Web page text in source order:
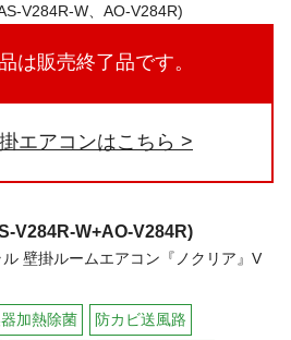
は販売終了品です。
エアコンはこちら
V284R-W+AO-V284R)
ル 壁掛ルームエアコン『ノクリア』V
加熱除菌 防カビ送風路